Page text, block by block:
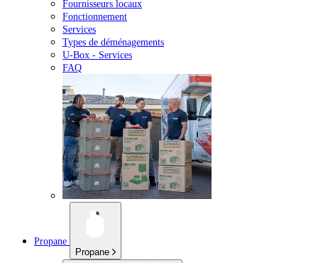
Fournisseurs locaux
Fonctionnement
Services
Types de déménagements
U-Box - Services
FAQ
Propane
Propane